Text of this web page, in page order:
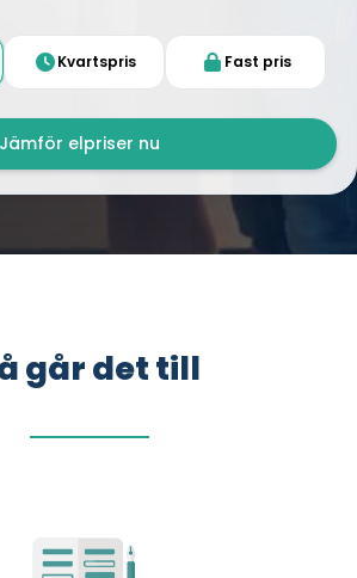
Kvartspris Fast pris
Jämför elpriser nu
går det till